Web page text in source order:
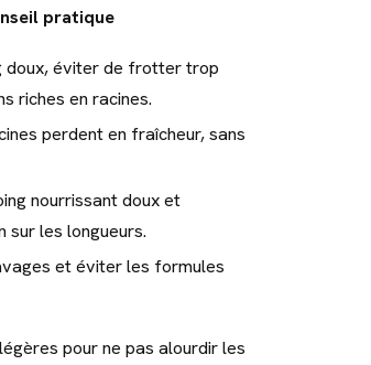
pratique
doux, éviter de frotter trop
riches en racines.
perdent en fraîcheur, sans
nourrissant doux et
sur les longueurs.
et éviter les formules
pour ne pas alourdir les